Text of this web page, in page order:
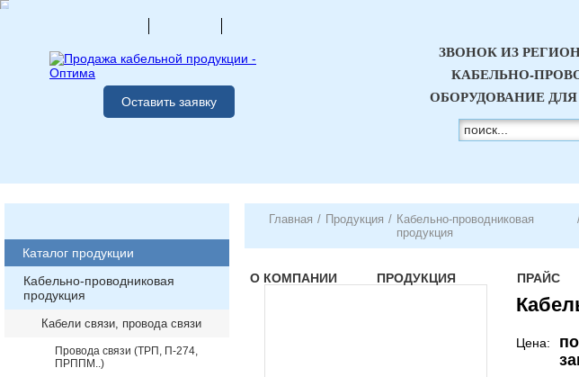
Оставить заявку
ЗВОНОК ИЗ
КАБЕЛЬНО-
ОБОРУДОВАНИЕ
О КОМПАНИИ ПРОДУКЦИЯ ПРАЙС
Каталог продукции
Кабельно-проводниковая
продукция
Кабели связи, провода связи
Провода связи (ТРП, П-274,
ПРППМ..)
Главная / Продукция / Кабельно-проводниковая
продукция
Цена:
по